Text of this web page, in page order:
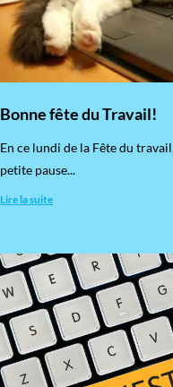
Bonne fête du Travail!
En ce lundi de la Fête du
petite pause...
Lire la suite